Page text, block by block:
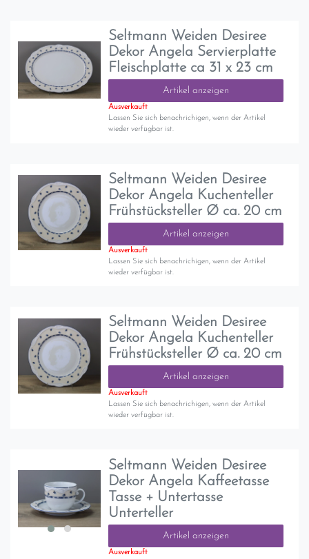
Seltmann Weiden Desiree
Dekor Angela Servierplatte
Fleischplatte ca 31 x 23 cm
Artikel anzeigen
Ausverkauft
Lassen Sie sich benachrichigen, wenn der Artikel
wieder verfügbar ist.
Seltmann Weiden Desiree
Dekor Angela Kuchenteller
Frühstücksteller Ø ca. 20 cm
Artikel anzeigen
Ausverkauft
Lassen Sie sich benachrichigen, wenn der Artikel
wieder verfügbar ist.
Seltmann Weiden Desiree
Dekor Angela Kuchenteller
Frühstücksteller Ø ca. 20 cm
Artikel anzeigen
Ausverkauft
Lassen Sie sich benachrichigen, wenn der Artikel
wieder verfügbar ist.
Seltmann Weiden Desiree
Dekor Angela Kaffeetasse
Tasse + Untertasse
Unterteller
Artikel anzeigen
Ausverkauft